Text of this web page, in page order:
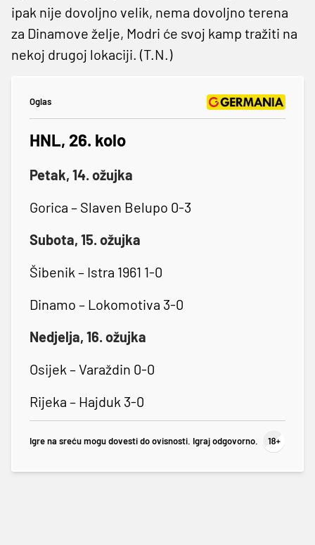
ipak nije dovoljno velik, nema dovoljno terena
za Dinamove želje, Modri će svoj kamp tražiti na
nekoj drugoj lokaciji. (T.N.)
Oglas
HNL, 26. kolo
Petak, 14. ožujka
Gorica – Slaven Belupo 0-3
Subota, 15. ožujka
Šibenik – Istra 1961 1-0
Dinamo – Lokomotiva 3-0
Nedjelja, 16. ožujka
Osijek – Varaždin 0-0
Rijeka – Hajduk 3-0
Igre na sreću mogu dovesti do ovisnosti. Igraj odgovorno.